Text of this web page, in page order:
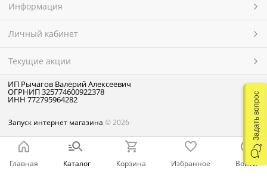
Информация
Личный кабинет
Текущие акции
ИП Рычагов Валерий Алексеевич
ОГРНИП 325774600922378
ИНН 772795964282
Запуск интернет магазина © 2026
Главная Каталог Корзина Избранное Войти
Задать вопрос